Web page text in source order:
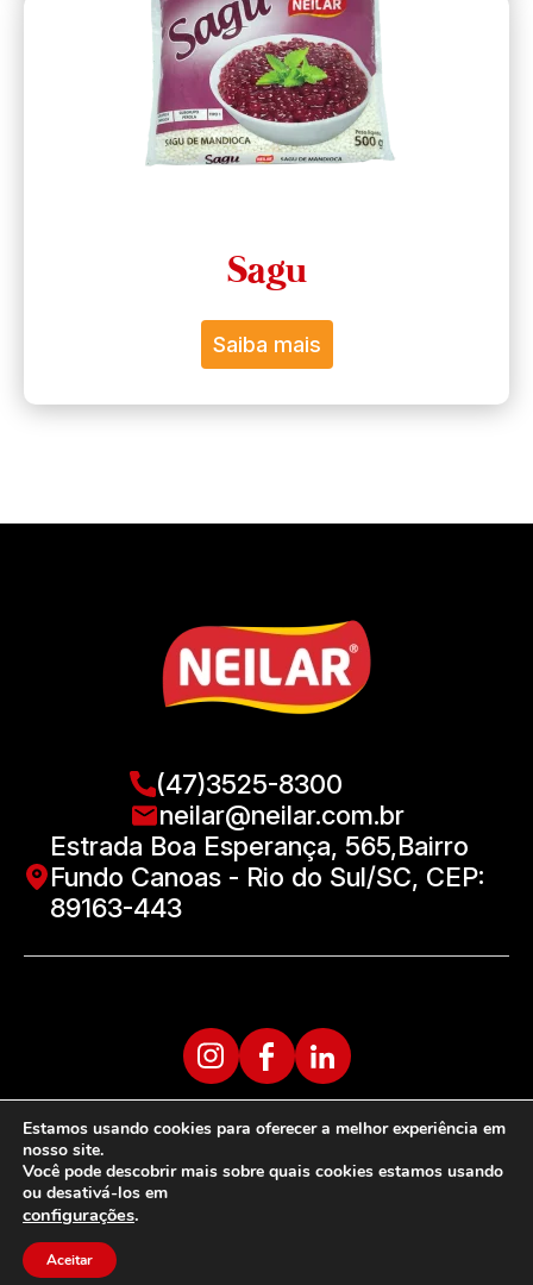
Sagu
Saiba mais
(47)3525-8300
neilar@neilar.com.br
Estrada Boa Esperança, 565,Bairro
Fundo Canoas - Rio do Sul/SC, CEP:
89163-443
Estamos usando cookies para oferecer a melhor experiência em
nosso site.
Você pode descobrir mais sobre quais cookies estamos usando
ou desativá-los em
configurações.
Aceitar